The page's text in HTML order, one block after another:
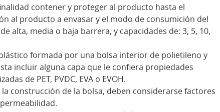
contener y proteger al producto hasta el
al producto a envasar y el modo de consumición del
alta, media o baja barrera, y capacidades de: 3, 5, 10,
formada por una bolsa interior de polietileno y
incluir alguna capa que le confiera propiedades
de PET, PVDC, EVA o EVOH.
construcción de la bolsa, deben considerarse factores